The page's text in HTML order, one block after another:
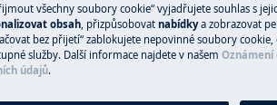
všechny soubory cookie“ vyjadřujete souhlas s
obsah , přizpůsobovat nabídkya zobrazovat
bez přijetí“ zablokujete nepovinné soubory
služby. Další informace najdete v našem Oznámení
údajů.